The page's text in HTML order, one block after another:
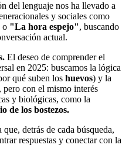
del lenguaje nos ha llevado a
y sociales como
o "La hora espejo", buscando
actual.
El deseo de comprender el
en 2025: buscamos la lógica
qué suben los huevos) y la
con el mismo interés
y biológicas, como la
de los bostezos.
detrás de cada búsqueda,
respuestas y conectar con la